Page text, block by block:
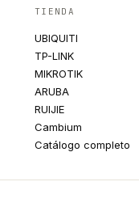
TIENDA
UBIQUITI
TP-LINK
MIKROTIK
ARUBA
RUIJIE
Cambium
Catálogo completo